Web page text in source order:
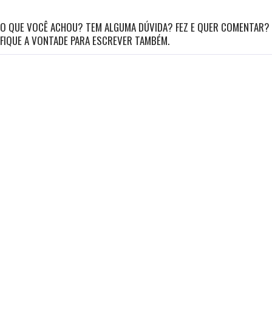
O QUE VOCÊ ACHOU? TEM ALGUMA DÚVIDA? FEZ E QUER COMENTAR?
FIQUE A VONTADE PARA ESCREVER TAMBÉM.